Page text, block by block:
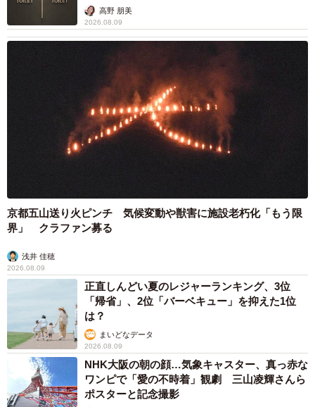
く…高野 朋美
2026.08.09
京都五山送り火ピンチ 気候変動や獣害に施設老朽化「もう限
界」 クラファン募る
浅井 佳穂
2026.08.09
正直しんどい夏のレジャーランキング、3位
「帰省」、2位「バーベキュー」を抑えた1位
は？
まいどなデータ
2026.08.09
NHK大阪の朝の顔…気象キャスター、真っ赤な
ワンピで「愛の不時着」観劇 三山凌輝さんら
ポスターと記念撮影